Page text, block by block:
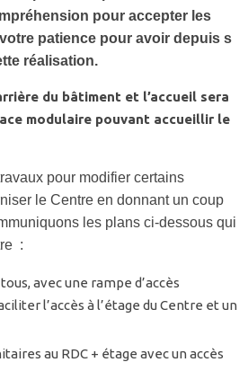
pour accepter les
patience pour avoir depuis s
réalisation.
du bâtiment et l’accueil sera
modulaire pouvant accueillir le
pour modifier certains
le Centre en donnant un coup
les plans ci-dessous qui
:
avec une rampe d’accès
l’accès à l’étage du Centre et un
au RDC + étage avec un accès